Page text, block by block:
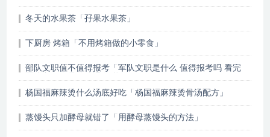
冬天的水果茶「孖果水果茶」
下厨房 烤箱「不用烤箱做的小零食」
部队文职值不值得报考「军队文职是什么 值得报考吗 看完
杨国福麻辣烫什么汤底好吃「杨国福麻辣烫骨汤配方」
蒸馒头只加酵母就错了「用酵母蒸馒头的方法」